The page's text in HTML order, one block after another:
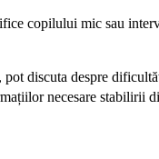
copilului mic sau
discuta despre
necesare stabilirii